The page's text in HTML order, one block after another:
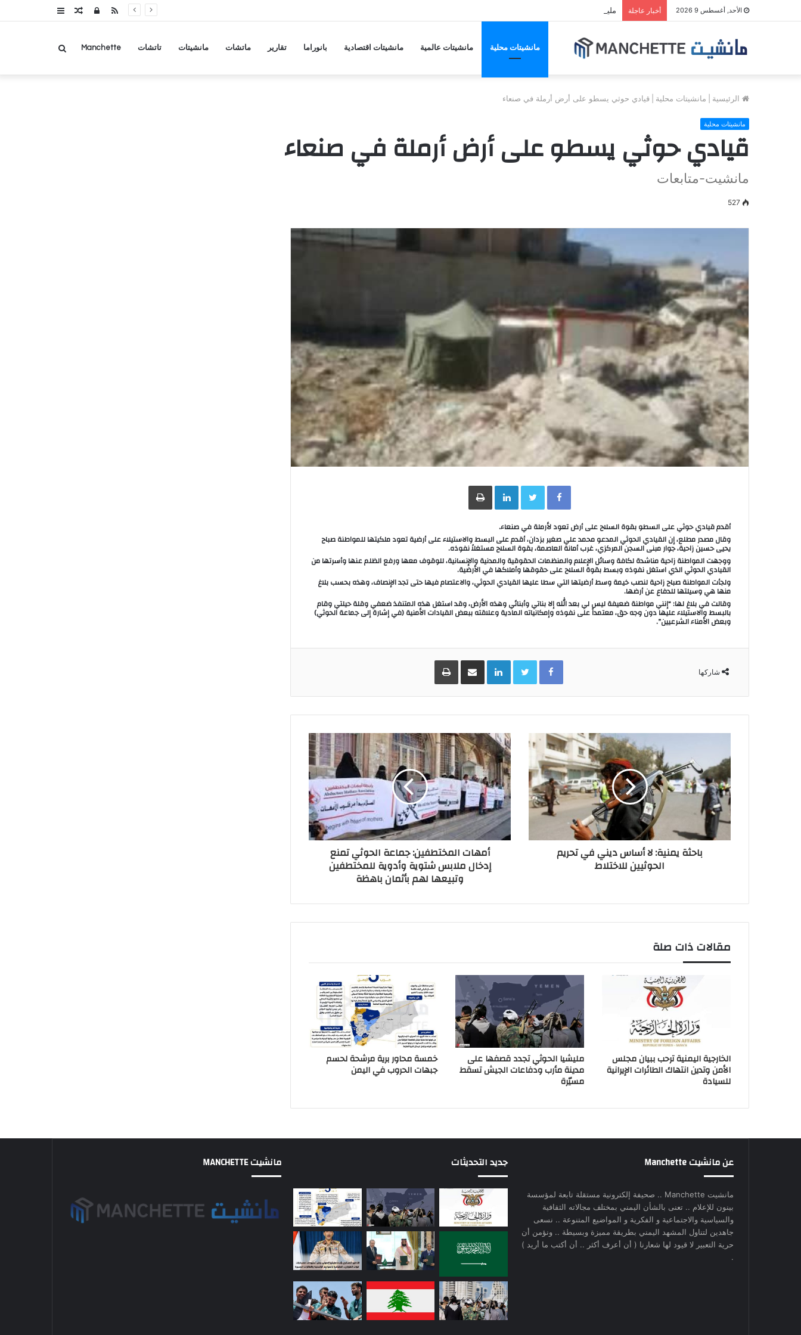
الأحد, أغسطس 9 2026 أخبار عاجلة مليشيا الحوثي تجدد قصفها على مدينة مأرب ودفاعات الجيش تسقط مسيّرة عمودمقالتسجيلRSS
مانشيتات محلية مانشيتات عالمية مانشيتات اقتصادية بانوراما تقارير ماتشات مانشيتات تاتشات Manchette بحث
الرئيسية مانشيتات محلية قيادي حوثي يسطو على أرض أرملة في صنعاء
مانشيتات محلية
قيادي حوثي يسطو على أرض أرملة في صنعاء
مانشيت-متابعات
527
Facebook
Twitter
LinkedInطباعة
أقدم قيادي حوثي على السطو بقوة السلاح على أرض تعود لأرملة في صنعاء.
وقال مصدر مطلع، إن القيادي الحوثي المدعو محمد علي صغير بزدان، أقدم على البسط والاستيلاء على أرضية تعود ملكيتها للمواطنة صباح
يحيى حسين زاحية، جوار مبنى السجن المركزي، غرب أمانة العاصمة، بقوة السلاح مستغلاً نفوذه.
ووجهت المواطنة زاحية مناشدة لكافة وسائل الإعلام والمنظمات الحقوقية والمدنية والإنسانية، للوقوف معها ورفع الظلم عنها وأسرتها من
القيادي الحوثي الذي استغل نفوذه وبسط بقوة السلاح على حقوقها وأملاكها في الأرضية.
ولجأت المواطنة صباح زاحية لنصب خيمة وسط أرضيتها التي سطا عليها القيادي الحوثي، والاعتصام فيها حتى تجد الإنصاف، وهذه بحسب بلاغ
منها هي وسيلتها للدفاع عن أرضها.
وقالت في بلاغ لها: “إنني مواطنة ضعيفة ليس لي بعد الله إلا بناتي وأبنائي وهذه الأرض، وقد استغل هذه المتنفذ ضعفي وقلة حيلتي وقام
بالبسط والاستيلاء عليها دون وجه حق، معتمداً على نفوذه وإمكانياته المادية وعلاقته ببعض القيادات الأمنية (في إشارة إلى جماعة الحوثي)
وبعض الأمناء الشرعيين”.
شاركها
Facebook
Twitter
LinkedInمشاركة عبر البريد طباعة
باحثة يمنية: لا أساس ديني في تحريم
الحوثيين للاختلاط
أمهات المختطفين: جماعة الحوثي تمنع
إدخال ملابس شتوية وأدوية للمختطفين
وتبيعها لهم بأثمان باهظة
مقالات ذات صلة
الخارجية اليمنية ترحب ببيان مجلس
الأمن وتدين انتهاك الطائرات الإيرانية
للسيادة
مليشيا الحوثي تجدد قصفها على
مدينة مأرب ودفاعات الجيش تسقط
مسيّرة
خمسة محاور برية مرشحة لحسم
جبهات الحروب في اليمن
عن مانشيت Manchette
مانشيت Manchette .. صحيفة إلكترونية مستقلة تابعة لمؤسسة
بينون للإعلام .. تعنى بالشأن اليمني بمختلف مجالاته الثقافية
والسياسية والاجتماعية و الفكرية و المواضيع المتنوعة .. نسعى
جاهدين لتناول المشهد اليمني بطريقة مميزة وبسيطة .. ونؤمن أن
حرية التعبير لا قيود لها شعارنا ( أن أعرف أكثر .. أن أكتب ما أريد )
.
جديد التحديثات مانشيت MANCHETTE